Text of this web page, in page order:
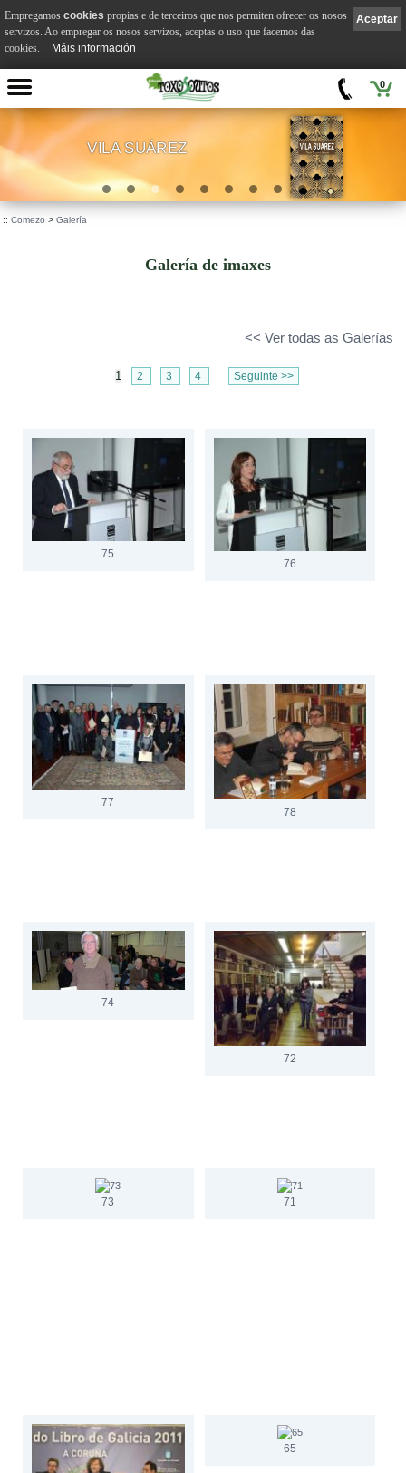
0
VILA SUÁREZ
:: Comezo > Galería
Galería de imaxes
<< Ver todas as Galerías
1 2 3 4 Seguinte >>
75
76
77
78
74
72
73 71
65
Aceptar
Empregamos cookies propias e de terceiros que nos permiten ofrecer os nosos
servizos. Ao empregar os nosos servizos, aceptas o uso que facemos das
cookies.
Máis información